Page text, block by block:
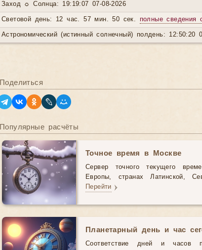
Заход ☼ Солнца: 19:19:07 07-08-2026
Световой день: 12 час. 57 мин. 50 сек. полные сведения
Астрономический (истинный солнечный) полдень: 12:50:20
Поделиться
Популярные расчёты
Точное время в Москве
Сервер точного текущего
Европы, странах Латинской,
Перейти
Планетарный день и час
Соответствие дней и часов